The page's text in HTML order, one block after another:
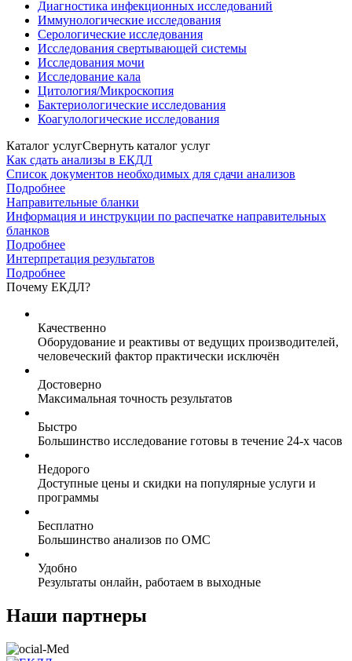
Диагностика инфекционных исследований
Иммунологические исследования
Серологические исследования
Исследования свертывающей системы
Исследования мочи
Исследование кала
Цитология/Микроскопия
Бактериологические исследования
Коагулологические исследования
Каталог услугСвернуть каталог услуг
Как сдать анализы в ЕКДЛ
Список документов необходимых для сдачи анализов
Подробнее
Направительные бланки
Информация и инструкции по распечатке направительных
бланков
Подробнее
Интерпретация результатов
Подробнее
Почему ЕКДЛ?
Качественно
Оборудование и реактивы от ведущих производителей,
человеческий фактор практически исключён
Достоверно
Максимальная точность результатов
Быстро
Большинство исследование готовы в течение 24-х часов
Недорого
Доступные цены и скидки на популярные услуги и
программы
Бесплатно
Большинство анализов по ОМС
Удобно
Результаты онлайн, работаем в выходные
Наши партнеры